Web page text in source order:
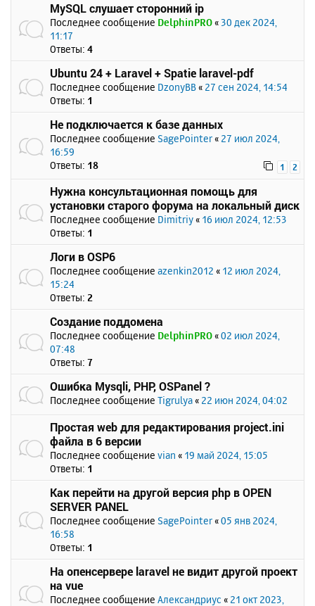
MySQL слушает сторонний ip
Последнее сообщение DelphinPRO « 30 дек 2024,
11:17
Ответы: 4
Ubuntu 24 + Laravel + Spatie laravel-pdf
Последнее сообщение DzonyBB « 27 сен 2024, 14:54
Ответы: 1
Не подключается к базе данных
Последнее сообщение SagePointer « 27 июл 2024,
16:59
Ответы: 18 1 2
Нужна консультационная помощь для
установки старого форума на локальный диск
Последнее сообщение Dimitriy « 16 июл 2024, 12:53
Ответы: 1
Логи в OSP6
Последнее сообщение azenkin2012 « 12 июл 2024,
15:24
Ответы: 2
Создание поддомена
Последнее сообщение DelphinPRO «02 июл 2024,
07:48
Ответы: 7
Ошибка Mysqli, PHP, OSPanel ?
Последнее сообщение Tigrulya « 22 июн 2024, 04:02
Простая web для редактирования project.ini
файла в 6 версии
Последнее сообщение vian « 19 май 2024, 15:05
Ответы: 1
Как перейти на другой версия php в OPEN
SERVER PANEL
Последнее сообщение SagePointer «05 янв 2024,
16:58
Ответы: 1
На опенсервере laravel не видит другой проект
на vue
Последнее сообщение Александриус « 21 окт 2023,